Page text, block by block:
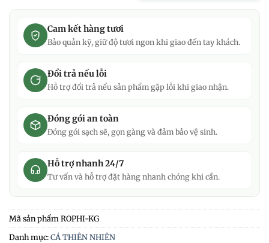
Cam kết hàng tươi
Bảo quản kỹ, giữ độ tươi ngon khi giao đến tay khách.
Đổi trả nếu lỗi
Hỗ trợ đổi trả nếu sản phẩm gặp lỗi khi giao nhận.
Đóng gói an toàn
Đóng gói sạch sẽ, gọn gàng và đảm bảo vệ sinh.
Hỗ trợ nhanh 24/7
Tư vấn và hỗ trợ đặt hàng nhanh chóng khi cần.
Mã sản phẩmROPHI-KG
Danh mục:CÁ THIÊN NHIÊN